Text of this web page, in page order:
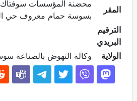
المقر
محضنة المؤسسات سوفتاك
بسوسة حمام معروف حي
الترقيم
البريدي
الولاية
وكالة النهوض بالصناعة